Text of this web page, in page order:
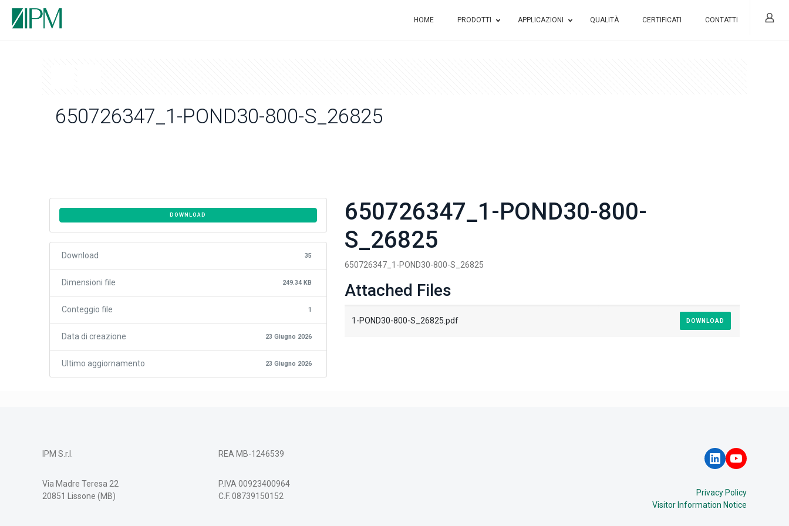
HOME PRODOTTI APPLICAZIONI QUALITÀ CERTIFICATI CONTATTI
650726347_1-POND30-800-S_26825
DOWNLOAD
Download 35
Dimensioni file 249.34 KB
Conteggio file 1
Data di creazione 23 Giugno 2026
Ultimo aggiornamento 23 Giugno 2026
650726347_1-POND30-800-
S_26825
650726347_1-POND30-800-S_26825
Attached Files
1-POND30-800-S_26825.pdf DOWNLOAD
IPM S.r.l.
Via Madre Teresa 22
20851 Lissone (MB)
REA MB-1246539
P.IVA 00923400964
C.F. 08739150152
LinkedIn
YouTube
Privacy Policy
Visitor Information Notice